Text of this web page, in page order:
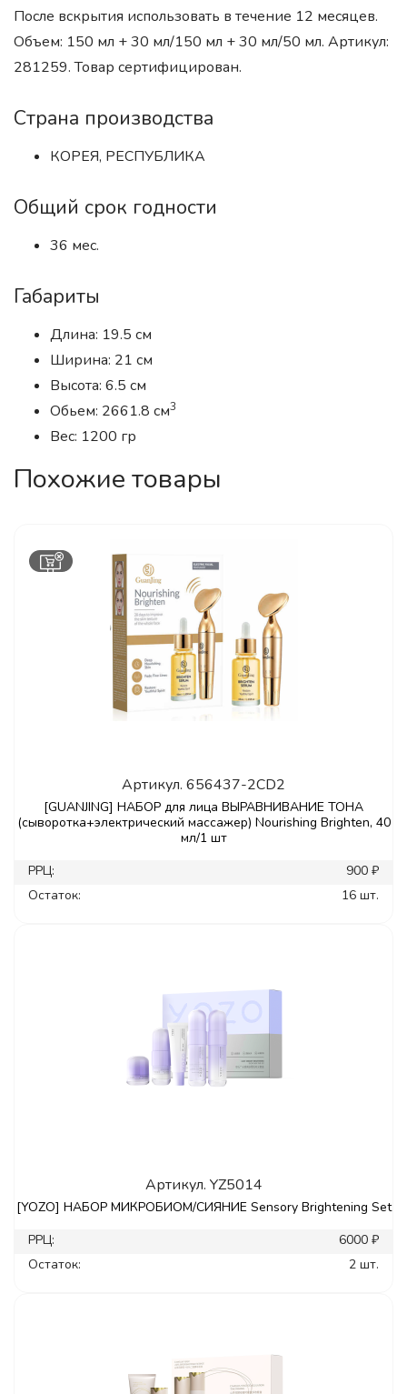
После вскрытия использовать в течение 12 месяцев.
Объем: 150 мл + 30 мл/150 мл + 30 мл/50 мл. Артикул:
281259. Товар сертифицирован.
Страна производства
КОРЕЯ, РЕСПУБЛИКА
Общий срок годности
36 мес.
Габариты
Длина: 19.5 см
Ширина: 21 см
Высота: 6.5 см
Обьем: 2661.8 см3
Вес: 1200 гр
Похожие товары
Артикул. 656437-2CD2
[GUANJING] НАБОР для лица ВЫРАВНИВАНИЕ ТОНА
(сыворотка+электрический массажер) Nourishing Brighten, 40
мл/1 шт
РРЦ:
900 ₽
Остаток:
16 шт.
Артикул. YZ5014
[YOZO] НАБОР МИКРОБИОМ/СИЯНИЕ Sensory Brightening Set
РРЦ:
6000 ₽
Остаток:
2 шт.